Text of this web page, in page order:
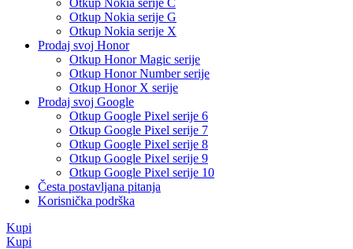
Otkup Nokia serije C
Otkup Nokia serije G
Otkup Nokia serije X
Prodaj svoj Honor
Otkup Honor Magic serije
Otkup Honor Number serije
Otkup Honor X serije
Prodaj svoj Google
Otkup Google Pixel serije 6
Otkup Google Pixel serije 7
Otkup Google Pixel serije 8
Otkup Google Pixel serije 9
Otkup Google Pixel serije 10
Česta postavljana pitanja
Korisnička podrška
Kupi
Kupi